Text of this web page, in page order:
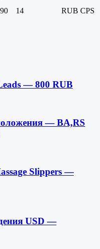
14 RUB CPS
— 800 RUB
— BA,RS
Slippers —
USD —